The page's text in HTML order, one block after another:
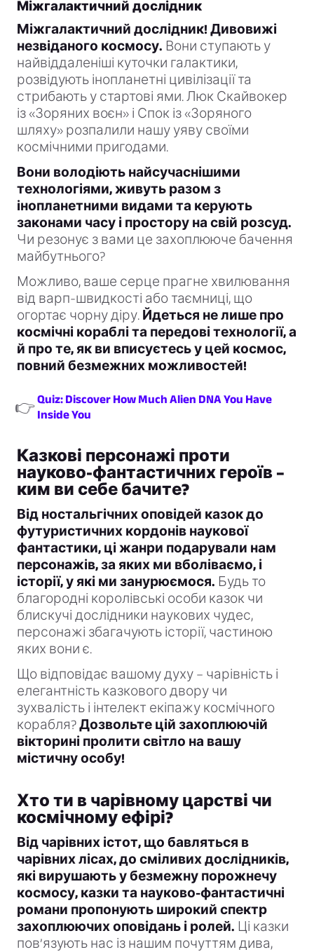
Міжгалактичний дослідник
Міжгалактичний дослідник! Дивовижі
незвіданого космосу. Вони ступають у
найвіддаленіші куточки галактики,
розвідують інопланетні цивілізації та
стрибають у стартові ями. Люк Скайвокер
із «Зоряних воєн» і Спок із «Зоряного
шляху» розпалили нашу уяву своїми
космічними пригодами.
Вони володіють найсучаснішими
технологіями, живуть разом з
інопланетними видами та керують
законами часу і простору на свій розсуд.
Чи резонує з вами це захоплююче бачення
майбутнього?
Можливо, ваше серце прагне хвилювання
від варп-швидкості або таємниці, що
огортає чорну діру. Йдеться не лише про
космічні кораблі та передові технології, а
й про те, як ви вписуєтесь у цей космос,
повний безмежних можливостей!
👉Quiz: Discover How Much Alien DNA You Have
Inside You
Казкові персонажі проти
науково-фантастичних героїв –
ким ви себе бачите?
Від ностальгічних оповідей казок до
футуристичних кордонів наукової
фантастики, ці жанри подарували нам
персонажів, за яких ми вболіваємо, і
історії, у які ми занурюємося. Будь то
благородні королівські особи казок чи
блискучі дослідники наукових чудес,
персонажі збагачують історії, частиною
яких вони є.
Що відповідає вашому духу – чарівність і
елегантність казкового двору чи
зухвалість і інтелект екіпажу космічного
корабля?Дозвольте цій захоплюючій
вікторині пролити світло на вашу
містичну особу!
Хто ти в чарівному царстві чи
космічному ефірі?
Від чарівних істот, що бавляться в
чарівних лісах, до сміливих дослідників,
які вирушають у безмежну порожнечу
космосу, казки та науково-фантастичні
романи пропонують широкий спектр
захоплюючих оповідань і ролей. Ці казки
пов’язують нас із нашим почуттям дива,